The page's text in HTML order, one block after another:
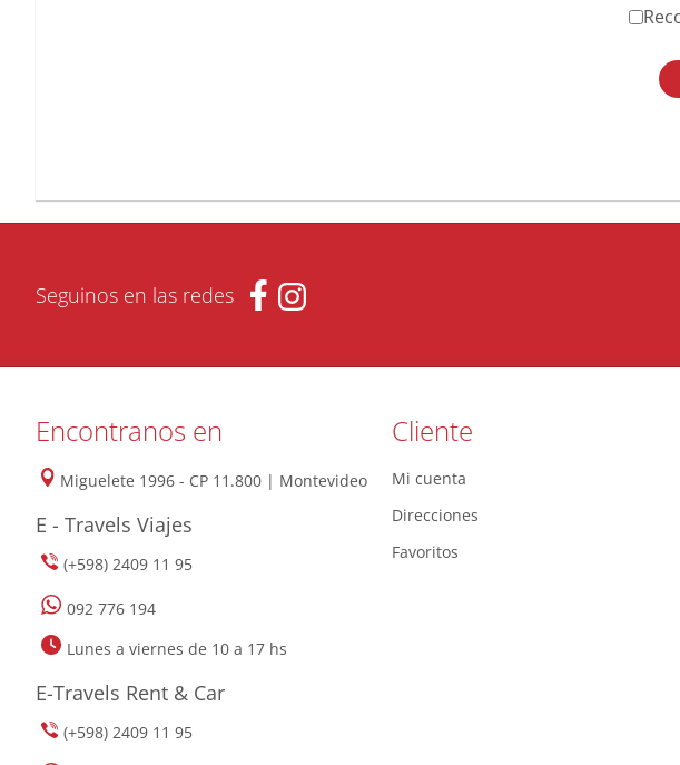
Seguinos en las redes
Encontranos en
Miguelete 1996 - CP 11.800 | Montevideo
E - Travels Viajes
(+598) 2409 11 95
092 776 194
Lunes a viernes de 10 a 17 hs
E-Travels Rent & Car
(+598) 2409 11 95
Cliente
Mi cuenta
Direcciones
Favoritos